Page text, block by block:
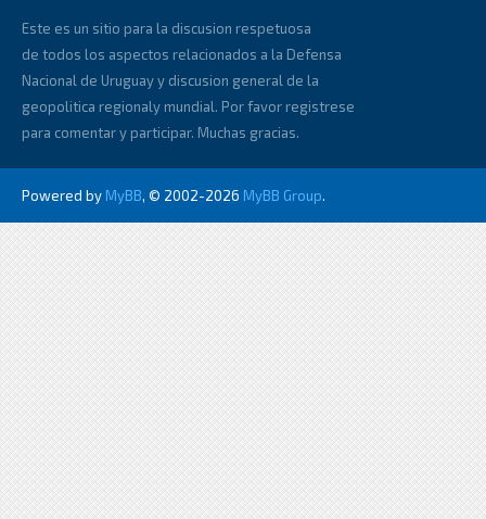
Este es un sitio para la discusion respetuosa
de todos los aspectos relacionados a la Defensa
Nacional de Uruguay y discusion general de la
geopolitica regionaly mundial. Por favor registrese
para comentar y participar. Muchas gracias.
Powered by MyBB, © 2002-2026 MyBB Group.